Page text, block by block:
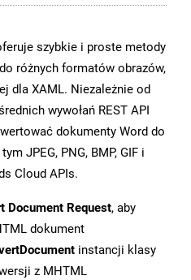
szybkie i proste metody
różnych formatów obrazów,
dla XAML. Niezależnie od
wywołań REST API
dokumenty Word do
JPEG, PNG, BMP, GIF i
Cloud APIs.
Document Request, aby
dokument
instancji klasy
z MHTML